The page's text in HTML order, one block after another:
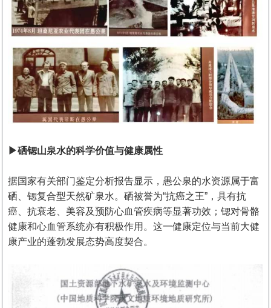
▶硒锶山泉水的科学价值与健康属性
据国家有关部门鉴定分析报告显示，愚公泉的水资源属于富
硒、锶复合型天然矿泉水。硒被誉为“抗癌之王”，具有抗
癌、抗衰老、美容及预防心血管疾病等显著功效；锶对骨骼
健康和心血管系统亦有积极作用。这一健康定位与当前大健
康产业的蓬勃发展态势高度契合。